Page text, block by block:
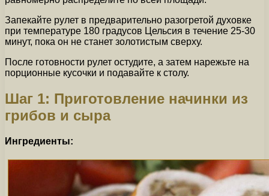
Запекайте рулет в предварительно разогретой духовке
при температуре 180 градусов Цельсия в течение 25-30
минут, пока он не станет золотистым сверху.
После готовности рулет остудите, а затем нарежьте на
порционные кусочки и подавайте к столу.
Шаг 1: Приготовление начинки из
грибов и сыра
Ингредиенты: